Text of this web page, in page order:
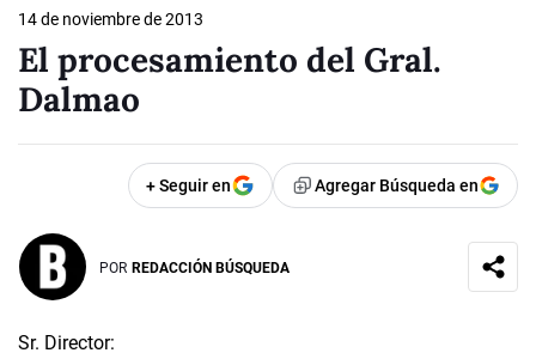
14 de noviembre de 2013
El procesamiento del Gral.
Dalmao
+ Seguir en Agregar Búsqueda en
POR REDACCIÓN BÚSQUEDA
Sr. Director: